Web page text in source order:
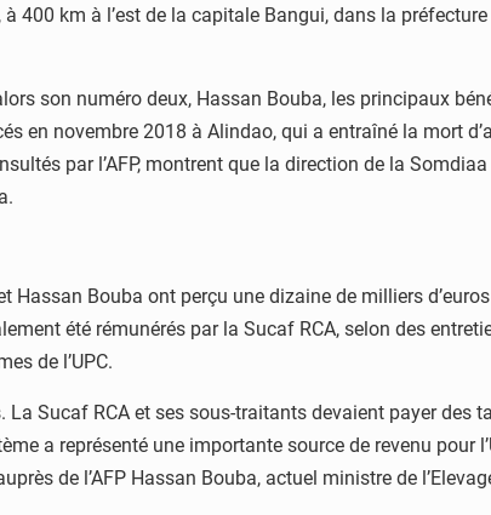
400 km à l’est de la capitale Bangui, dans la
son numéro deux, Hassan Bouba, les principaux
en novembre 2018 à Alindao, qui a entraîné la mort
par l’AFP, montrent que la direction de la
Bouba ont perçu une dizaine de milliers
été rémunérés par la Sucaf RCA, selon des
de l’UPC.
Sucaf RCA et ses sous-traitants devaient payer des
a représenté une importante source de revenu pour
de l’AFP Hassan Bouba, actuel ministre de